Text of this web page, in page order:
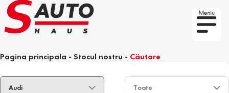
Meniu
Pagina principala - Stocul nostru - Căutare